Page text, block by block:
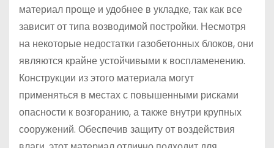
материал проще и удобнее в укладке, так как все
зависит от типа возводимой постройки. Несмотря
на некоторые недостатки газобетонных блоков, они
являются крайне устойчивыми к воспламенению.
Конструкции из этого материала могут
применяться в местах с повышенными рисками
опасности к возгоранию, а также внутри крупных
сооружений. Обеспечив защиту от воздействия